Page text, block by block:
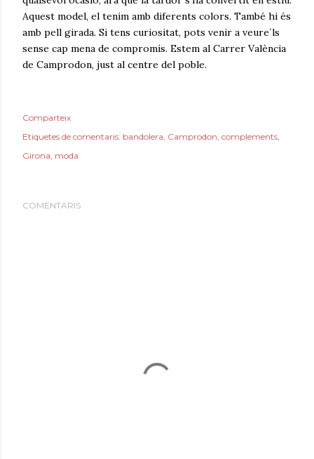
Aquest model, el tenim amb diferents colors. També hi és
amb pell girada. Si tens curiositat, pots venir a veure´ls
sense cap mena de compromís. Estem al Carrer València
de Camprodon, just al centre del poble.
Comparteix
Etiquetes de comentaris: bandolera Camprodon complements
Girona moda
COMENTARIS